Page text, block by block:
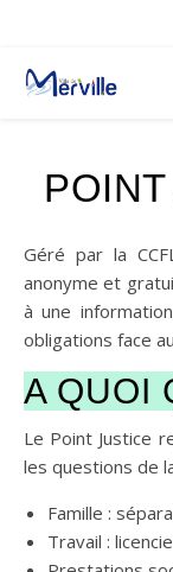
Géré par la CCFL, le Point Justice est un lieu d’accueil
anonyme et
à une
obligations face
A QUOI
Le Point Justice
les questions de
Famille :
Travail :